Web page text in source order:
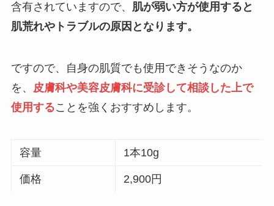
含有されていますので、 肌が弱い方が使用すると
肌荒れやトラブルの原因となります。
ですので、自身の肌質でも使用できそうなのか
を、 皮膚科や美容皮膚科に受診して相談した上で
使用することを強くおすすめします。
容量 1本10g
価格 2,900円